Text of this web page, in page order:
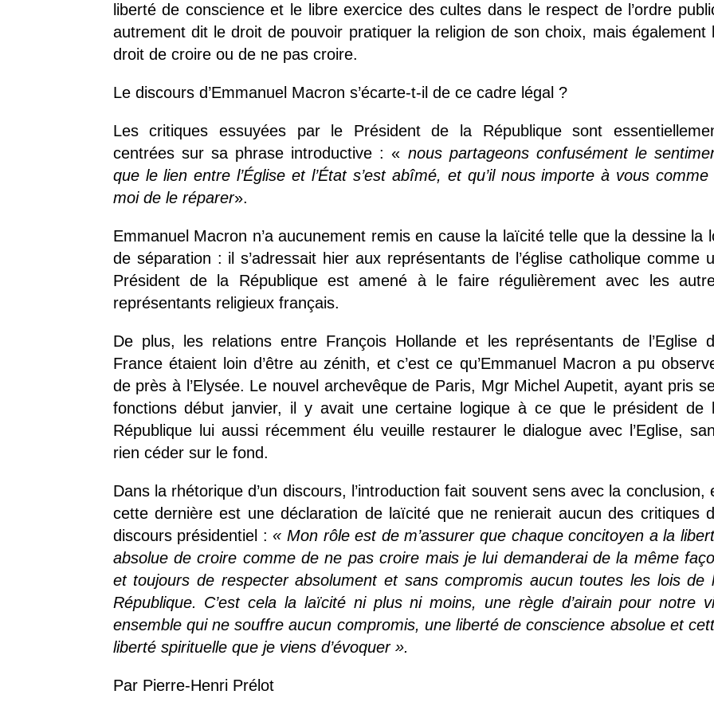
liberté de conscience et le libre exercice des cultes dans le respect de l’ordre
autrement dit le droit de pouvoir pratiquer la religion de son choix, mais également
droit de croire ou de ne pas croire.
Le discours d’Emmanuel Macron s’écarte-t-il de ce cadre légal ?
Les critiques essuyées par le Président de la République sont
centrées sur sa phrase introductive : « nous partageons confusément le
que le lien entre l’Église et l’État s’est abîmé, et qu’il nous importe à vous comme
moi de le réparer».
Emmanuel Macron n’a aucunement remis en cause la laïcité telle que la dessine la
de séparation : il s’adressait hier aux représentants de l’église catholique comme
Président de la République est amené à le faire régulièrement avec les
représentants religieux français.
De plus, les relations entre François Hollande et les représentants de l’Eglise
France étaient loin d’être au zénith, et c’est ce qu’Emmanuel Macron a pu
de près à l’Elysée. Le nouvel archevêque de Paris, Mgr Michel Aupetit, ayant pris
fonctions début janvier, il y avait une certaine logique à ce que le président de
République lui aussi récemment élu veuille restaurer le dialogue avec l’Eglise,
rien céder sur le fond.
Dans la rhétorique d’un discours, l’introduction fait souvent sens avec la conclusion,
cette dernière est une déclaration de laïcité que ne renierait aucun des critiques
discours présidentiel :« Mon rôle est de m’assurer que chaque concitoyen a la
absolue de croire comme de ne pas croire mais je lui demanderai de la même
et toujours de respecter absolument et sans compromis aucun toutes les lois de
République. C’est cela la laïcité ni plus ni moins, une règle d’airain pour notre
ensemble qui ne souffre aucun compromis, une liberté de conscience absolue et
liberté spirituelle que je viens d’évoquer ».
Par Pierre-Henri Prélot